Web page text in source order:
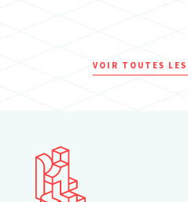
VOIR TOUTES